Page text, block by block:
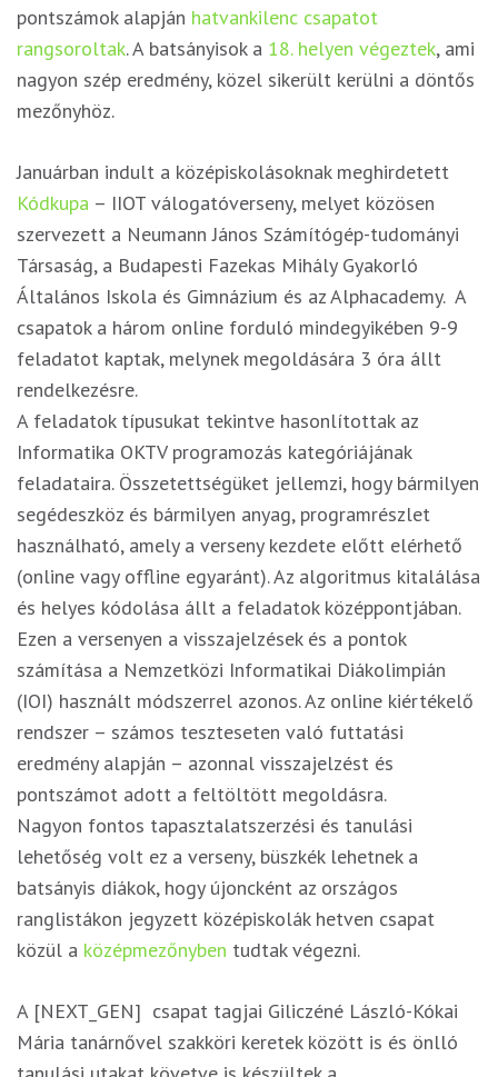
pontszámok alapján hatvankilenc csapatot
rangsoroltak. A batsányisok a 18. helyen végeztek, ami
nagyon szép eredmény, közel sikerült kerülni a döntős
mezőnyhöz.
Januárban indult a középiskolásoknak meghirdetett
Kódkupa – IIOT válogatóverseny, melyet közösen
szervezett a Neumann János Számítógép-tudományi
Társaság, a Budapesti Fazekas Mihály Gyakorló
Általános Iskola és Gimnázium és az Alphacademy. A
csapatok a három online forduló mindegyikében 9-9
feladatot kaptak, melynek megoldására 3 óra állt
rendelkezésre.
A feladatok típusukat tekintve hasonlítottak az
Informatika OKTV programozás kategóriájának
feladataira. Összetettségüket jellemzi, hogy bármilyen
segédeszköz és bármilyen anyag, programrészlet
használható, amely a verseny kezdete előtt elérhető
(online vagy offline egyaránt). Az algoritmus kitalálása
és helyes kódolása állt a feladatok középpontjában.
Ezen a versenyen a visszajelzések és a pontok
számítása a Nemzetközi Informatikai Diákolimpián
(IOI) használt módszerrel azonos. Az online kiértékelő
rendszer – számos teszteseten való futtatási
eredmény alapján – azonnal visszajelzést és
pontszámot adott a feltöltött megoldásra.
Nagyon fontos tapasztalatszerzési és tanulási
lehetőség volt ez a verseny, büszkék lehetnek a
batsányis diákok, hogy újoncként az országos
ranglistákon jegyzett középiskolák hetven csapat
közül a középmezőnyben tudtak végezni.
A [NEXT_GEN] csapat tagjai Giliczéné László-Kókai
Mária tanárnővel szakköri keretek között is és önlló